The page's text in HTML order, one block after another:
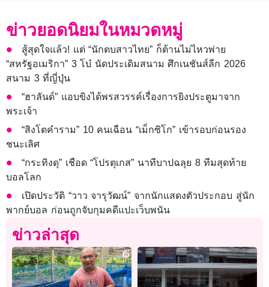
ข่าวยอดนิยมในหมวดหมู่
สู้สุดใจแล้ว! แต่ “นักตบสาวไทย” ก็ต้านไม่ไหวพ่าย
“สหรัฐอเมริกา” 3 โบ๋ นัดประเดิมสนาม ศึกเนชันส์ลีก 2026
สนาม 3 ที่ญี่ปุ่น
“ฮาลันด์” แอบขิงได้พรสวรรค์เรื่องการยิงประตูมาจาก
พระเจ้า
“สิงโตคำราม” 10 คนเฉือน “เม็กซิโก” เข้ารอบก่อนรอง
ชนะเลิศ
“กระทิงดุ” เชือด “โปรตุเกส” นาทีบาปฉลุย 8 ทีมสุดท้าย
บอลโลก
เปิดประวัติ “วาว จารุวัฒน์” จากนักแสดงตัวประกอบ สู่นัก
พากย์บอล ก่อนถูกจับกุมคดีแปะเว็บพนัน
ข่าวล่าสุด